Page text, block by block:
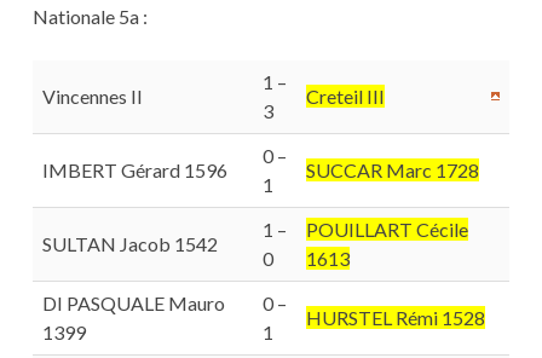
Nationale 5a :
Vincennes II
1 –
3
Creteil III
IMBERT Gérard 1596
0 –
1
SUCCAR Marc 1728
SULTAN Jacob 1542
1 –
0
POUILLART Cécile
1613
DI PASQUALE Mauro
1399
0 –
1
HURSTEL Rémi 1528